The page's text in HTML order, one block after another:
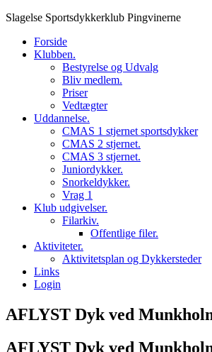
Skip
content
Slagelse Sportsdykkerklub Pingvinerne
Forside
Klubben.
Bestyrelse og Udvalg
Bliv medlem.
Priser
Vedtægter
Uddannelse.
CMAS 1 stjernet sportsdykker
CMAS 2 stjernet.
CMAS 3 stjernet.
Juniordykker.
Snorkeldykker.
Vrag 1
Klub udgivelser.
Filarkiv.
Offentlige filer.
Aktiviteter.
Aktivitetsplan og Dykkersteder
Links
Login
AFLYST Dyk ved
AFLYST Dyk ved